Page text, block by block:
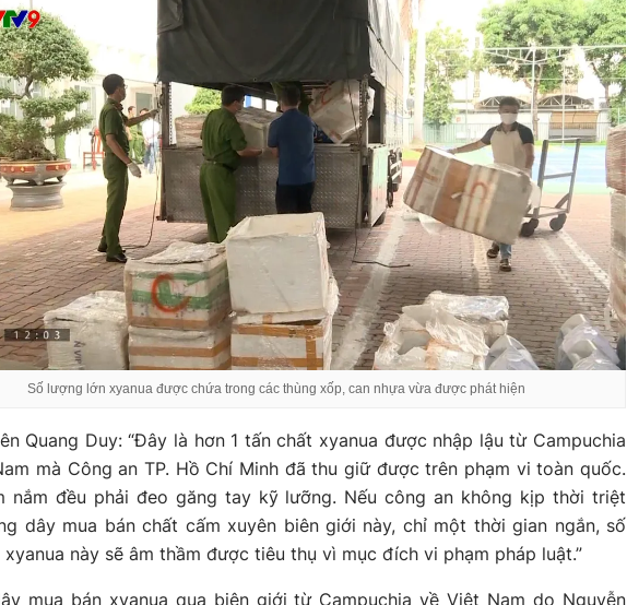
Số lượng lớn xyanua được chứa trong các thùng xốp, can nhựa vừa được phát hiện
Quang Duy: “Đây là hơn 1 tấn chất xyanua được nhập lậu từ Campuchia
mà Công an TP. Hồ Chí Minh đã thu giữ được trên phạm vi toàn quốc.
nắm đều phải đeo găng tay kỹ lưỡng. Nếu công an không kịp thời triệt
dây mua bán chất cấm xuyên biên giới này, chỉ một thời gian ngắn, số
này sẽ âm thầm được tiêu thụ vì mục đích vi phạm pháp luật.”
mua bán xyanua qua biên giới từ Campuchia về Việt Nam do Nguyễn